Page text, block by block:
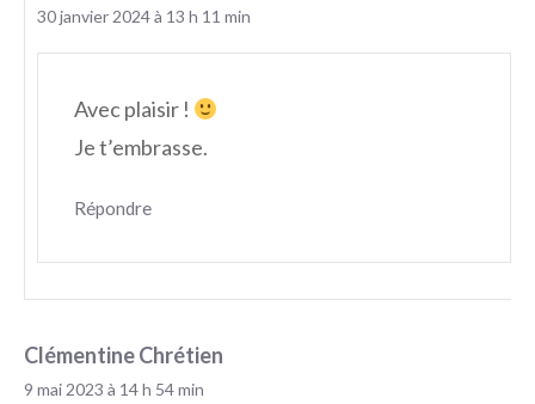
30 janvier 2024 à 13 h 11 min
Avec plaisir !
Je t’embrasse.
Répondre
Clémentine Chrétien
9 mai 2023 à 14 h 54 min